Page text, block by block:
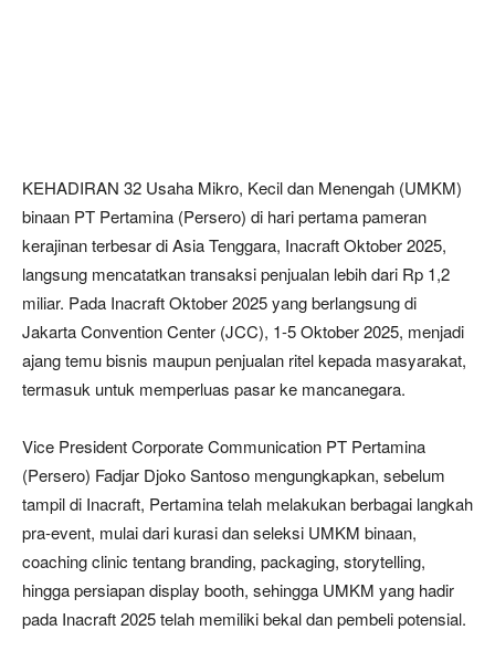
KEHADIRAN 32 Usaha Mikro, Kecil dan Menengah (UMKM)
binaan PT Pertamina (Persero) di hari pertama pameran
kerajinan terbesar di Asia Tenggara, Inacraft Oktober 2025,
langsung mencatatkan transaksi penjualan lebih dari Rp 1,2
miliar. Pada Inacraft Oktober 2025 yang berlangsung di
Jakarta Convention Center (JCC), 1-5 Oktober 2025, menjadi
ajang temu bisnis maupun penjualan ritel kepada masyarakat,
termasuk untuk memperluas pasar ke mancanegara.
Vice President Corporate Communication PT Pertamina
(Persero) Fadjar Djoko Santoso mengungkapkan, sebelum
tampil di Inacraft, Pertamina telah melakukan berbagai langkah
pra-event, mulai dari kurasi dan seleksi UMKM binaan,
coaching clinic tentang branding, packaging, storytelling,
hingga persiapan display booth, sehingga UMKM yang hadir
pada Inacraft 2025 telah memiliki bekal dan pembeli potensial.